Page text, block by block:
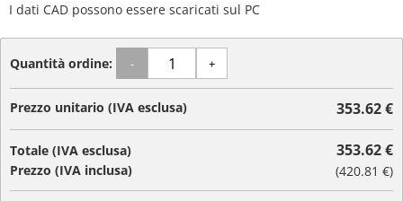
I dati CAD possono essere scaricati sul PC
Quantità ordine: - +
Prezzo unitario (IVA esclusa) 353.62 €
Totale (IVA esclusa)
Prezzo (IVA inclusa)
353.62 €
(420.81 €)